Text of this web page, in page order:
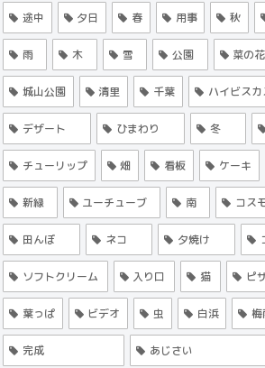
途中 夕日 春 用事 秋
雨 木 雪 公園 菜の花
城山公園 清里 千葉 ハイビスカ
デザート ひまわり 冬
チューリップ 畑 看板 ケーキ
新緑 ユーチューブ 南 コス
田んぼ ネコ 夕焼け
ソフトクリーム 入り口 猫 ピ
葉っぱ ビデオ 虫 白浜 梅
完成 あじさい